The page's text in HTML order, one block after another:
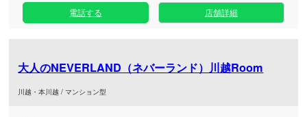
電話する 店舗詳細
大人のNEVERLAND（ネバーランド）川越Room
川越・本川越 / マンション型